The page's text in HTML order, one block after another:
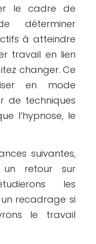
le cadre de
déterminer
à atteindre
travail en lien
changer. Ce
en mode
de techniques
l’hypnose, le
suivantes,
retour sur
les
recadrage si
le travail